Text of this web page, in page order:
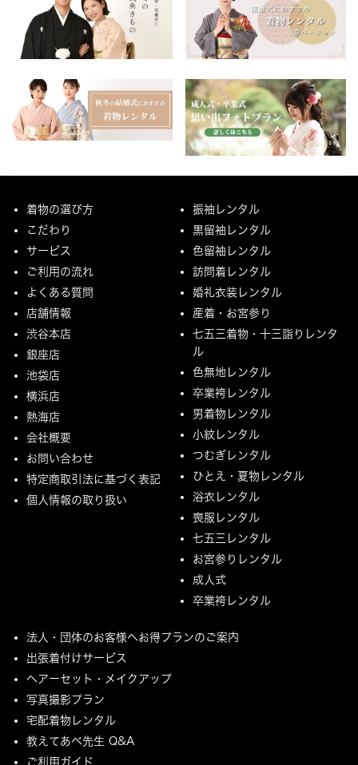
着物の選び方
こだわり
サービス
ご利用の流れ
よくある質問
店舗情報
渋谷本店
銀座店
池袋店
横浜店
熱海店
会社概要
お問い合わせ
特定商取引法に基づく表記
個人情報の取り扱い
振袖レンタル
黒留袖レンタル
色留袖レンタル
訪問着レンタル
婚礼衣装レンタル
産着・お宮参り
七五三着物・十三詣りレンタ
ル
色無地レンタル
卒業袴レンタル
男着物レンタル
小紋レンタル
つむぎレンタル
ひとえ・夏物レンタル
浴衣レンタル
喪服レンタル
七五三レンタル
お宮参りレンタル
成人式
卒業袴レンタル
法人・団体のお客様へお得プランのご案内
出張着付けサービス
ヘアーセット・メイクアップ
写真撮影プラン
宅配着物レンタル
教えてあべ先生 Q&A
ご利用ガイド